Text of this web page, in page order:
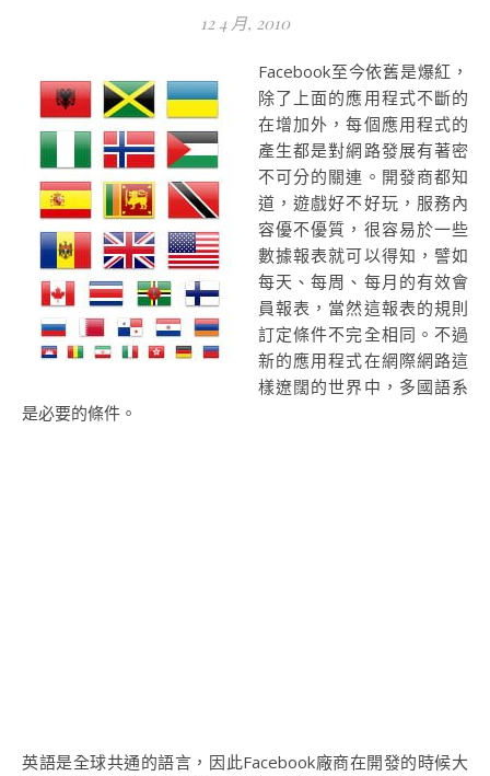
12 4 月, 2010
Facebook至今依舊是爆紅，
除了上面的應用程式不斷的
在增加外，每個應用程式的
產生都是對網路發展有著密
不可分的關連。開發商都知
道，遊戲好不好玩，服務內
容優不優質，很容易於一些
數據報表就可以得知，譬如
每天、每周、每月的有效會
員報表，當然這報表的規則
訂定條件不完全相同。不過
新的應用程式在網際網路這
樣遼闊的世界中，多國語系
是必要的條件。
英語是全球共通的語言，因此Facebook廠商在開發的時候大